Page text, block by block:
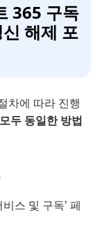
365 구독
해제 포
차에 따라 진행
두 동일한 방법
스 및 구독' 페